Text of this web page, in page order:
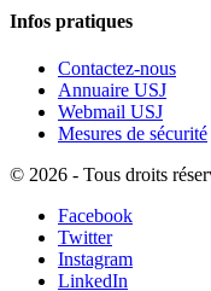
Infos pratiques
Contactez-nous
Annuaire USJ
Webmail USJ
Mesures de sécurité
© 2026 - Tous droits
Facebook
Twitter
Instagram
LinkedIn